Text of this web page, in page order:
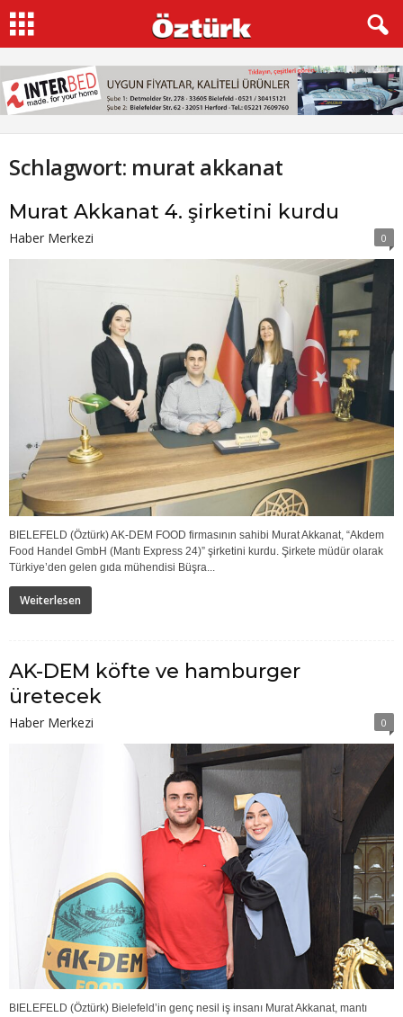
Schlagwort: murat akkanat
Murat Akkanat 4. şirketini kurdu
Haber Merkezi 0
BIELEFELD (Öztürk) AK-DEM FOOD firmasının sahibi Murat Akkanat, “Akdem
Food Handel GmbH (Mantı Express 24)” şirketini kurdu. Şirkete müdür olarak
Türkiye’den gelen gıda mühendisi Büşra...
Weiterlesen
AK-DEM köfte ve hamburger
üretecek
Haber Merkezi 0
BIELEFELD (Öztürk) Bielefeld’in genç nesil iş insanı Murat Akkanat, mantı